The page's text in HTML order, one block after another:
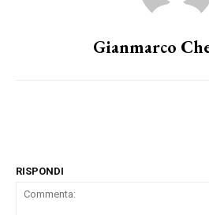
Gianmarco
RISPONDI